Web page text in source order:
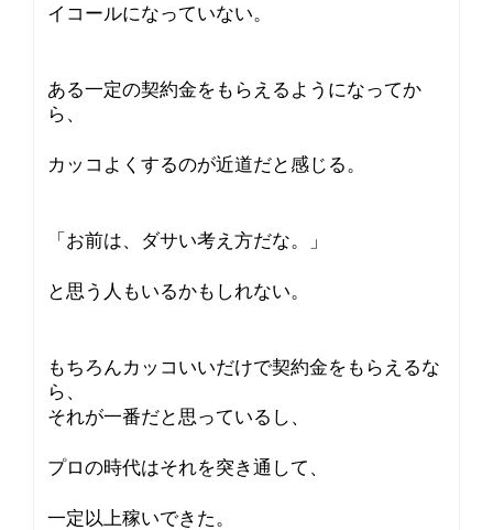
イコールになっていない。
ある一定の契約金をもらえるようになってか
ら、
カッコよくするのが近道だと感じる。
「お前は、ダサい考え方だな。」
と思う人もいるかもしれない。
もちろんカッコいいだけで契約金をもらえるな
ら、
それが一番だと思っているし、
プロの時代はそれを突き通して、
一定以上稼いできた。